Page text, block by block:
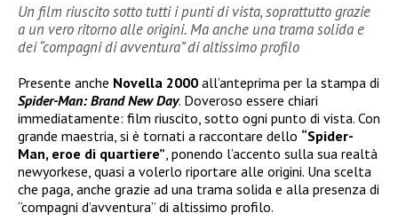
Un film riuscito sotto tutti i punti di vista, soprattutto grazie
a un vero ritorno alle origini. Ma anche una trama solida e
dei “compagni di avventura” di altissimo profilo
Presente anche Novella 2000 all’anteprima per la stampa di
Spider-Man: Brand New Day. Doveroso essere chiari
immediatamente: film riuscito, sotto ogni punto di vista. Con
grande maestria, si è tornati a raccontare dello “Spider-
Man, eroe di quartiere” , ponendo l’accento sulla sua realtà
newyorkese, quasi a volerlo riportare alle origini. Una scelta
che paga, anche grazie ad una trama solida e alla presenza di
“compagni d’avventura” di altissimo profilo.